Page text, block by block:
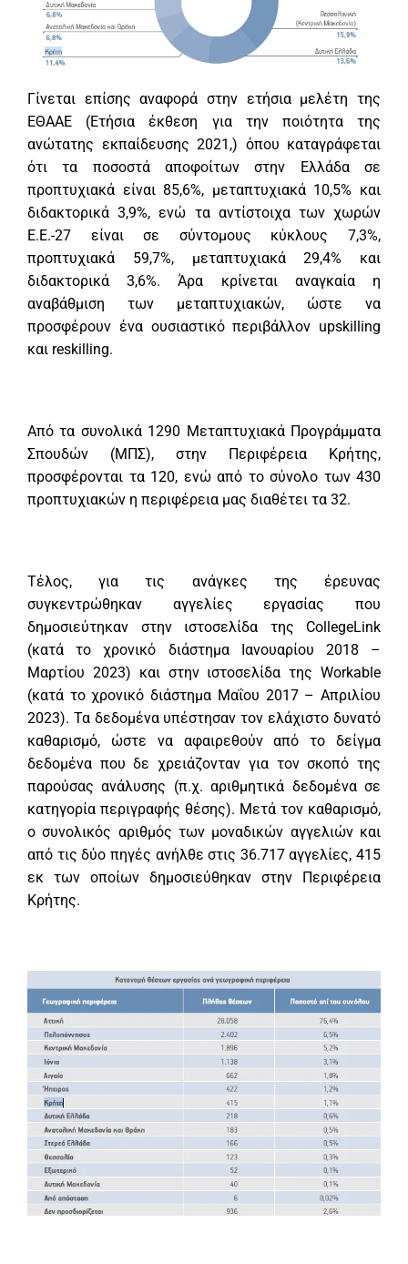
Γίνεται επίσης αναφορά στην ετήσια μελέτη της
ΕΘΑΑΕ (Ετήσια έκθεση για την ποιότητα της
ανώτατης εκπαίδευσης 2021,) όπου καταγράφεται
ότι τα ποσοστά αποφοίτων στην Ελλάδα σε
προπτυχιακά είναι 85,6%, μεταπτυχιακά 10,5% και
διδακτορικά 3,9%, ενώ τα αντίστοιχα των χωρών
Ε.Ε.-27 είναι σε σύντομους κύκλους 7,3%,
προπτυχιακά 59,7%, μεταπτυχιακά 29,4% και
διδακτορικά 3,6%. Άρα κρίνεται αναγκαία η
αναβάθμιση των μεταπτυχιακών, ώστε να
προσφέρουν ένα ουσιαστικό περιβάλλον upskilling
και reskilling.
Από τα συνολικά 1290 Μεταπτυχιακά Προγράμματα
Σπουδών (ΜΠΣ), στην Περιφέρεια Κρήτης,
προσφέρονται τα 120, ενώ από το σύνολο των 430
προπτυχιακών η περιφέρεια μας διαθέτει τα 32.
Τέλος, για τις ανάγκες της έρευνας
συγκεντρώθηκαν αγγελίες εργασίας που
δημοσιεύτηκαν στην ιστοσελίδα της CollegeLink
(κατά το χρονικό διάστημα Ιανουαρίου 2018 –
Μαρτίου 2023) και στην ιστοσελίδα της Workable
(κατά το χρονικό διάστημα Μαΐου 2017 – Απριλίου
2023). Τα δεδομένα υπέστησαν τον ελάχιστο δυνατό
καθαρισμό, ώστε να αφαιρεθούν από το δείγμα
δεδομένα που δε χρειάζονταν για τον σκοπό της
παρούσας ανάλυσης (π.χ. αριθμητικά δεδομένα σε
κατηγορία περιγραφής θέσης). Μετά τον καθαρισμό,
ο συνολικός αριθμός των μοναδικών αγγελιών και
από τις δύο πηγές ανήλθε στις 36.717 αγγελίες, 415
εκ των οποίων δημοσιεύθηκαν στην Περιφέρεια
Κρήτης.